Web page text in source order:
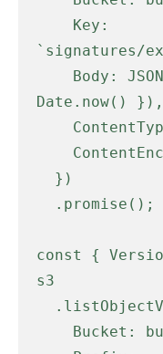
`signatures/
Date.now() }),
const {
s3